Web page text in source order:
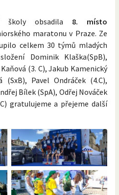
školy obsadila 8. místo
maratonu v Praze. Ze
celkem 30 týmů mladých
Dominik Klaška(SpB),
(3. C), Jakub Kamenický
(SxB), Pavel Ondráček (4.C),
Bílek (SpA), Odřej Nováček
gratulujeme a přejeme další